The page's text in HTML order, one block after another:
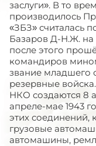
заслуги». В то
производилось
«ЗБЗ» считалась
Базаров Д-Н.Ж. на
после этого
командиров
звание младшего
резервные
НКО создаются 8
апреле-мае 1943
этих соединений,
грузовые
автомашины,